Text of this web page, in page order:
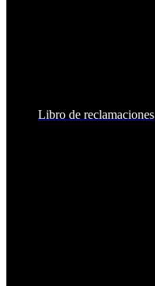
Libro de reclamaciones